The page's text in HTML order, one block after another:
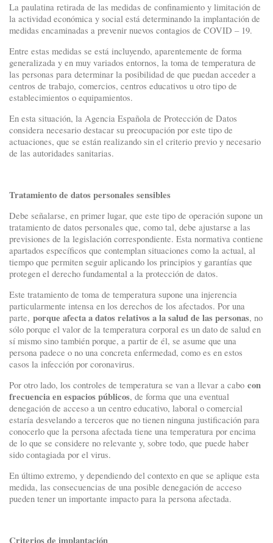
La paulatina retirada de las medidas de confinamiento y limitación de
la actividad económica y social está determinando la implantación de
medidas encaminadas a prevenir nuevos contagios de COVID – 19.
Entre estas medidas se está incluyendo, aparentemente de forma
generalizada y en muy variados entornos, la toma de temperatura de
las personas para determinar la posibilidad de que puedan acceder a
centros de trabajo, comercios, centros educativos u otro tipo de
establecimientos o equipamientos.
En esta situación, la Agencia Española de Protección de Datos
considera necesario destacar su preocupación por este tipo de
actuaciones, que se están realizando sin el criterio previo y necesario
de las autoridades sanitarias.
Tratamiento de datos personales sensibles
Debe señalarse, en primer lugar, que este tipo de operación supone un
tratamiento de datos personales que, como tal, debe ajustarse a las
previsiones de la legislación correspondiente. Esta normativa contiene
apartados específicos que contemplan situaciones como la actual, al
tiempo que permiten seguir aplicando los principios y garantías que
protegen el derecho fundamental a la protección de datos.
Este tratamiento de toma de temperatura supone una injerencia
particularmente intensa en los derechos de los afectados. Por una
parte, porque afecta a datos relativos a la salud de las personas, no
sólo porque el valor de la temperatura corporal es un dato de salud en
sí mismo sino también porque, a partir de él, se asume que una
persona padece o no una concreta enfermedad, como es en estos
casos la infección por coronavirus.
Por otro lado, los controles de temperatura se van a llevar a cabo con
frecuencia en espacios públicos, de forma que una eventual
denegación de acceso a un centro educativo, laboral o comercial
estaría desvelando a terceros que no tienen ninguna justificación para
conocerlo que la persona afectada tiene una temperatura por encima
de lo que se considere no relevante y, sobre todo, que puede haber
sido contagiada por el virus.
En último extremo, y dependiendo del contexto en que se aplique esta
medida, las consecuencias de una posible denegación de acceso
pueden tener un importante impacto para la persona afectada.
Criterios de implantación